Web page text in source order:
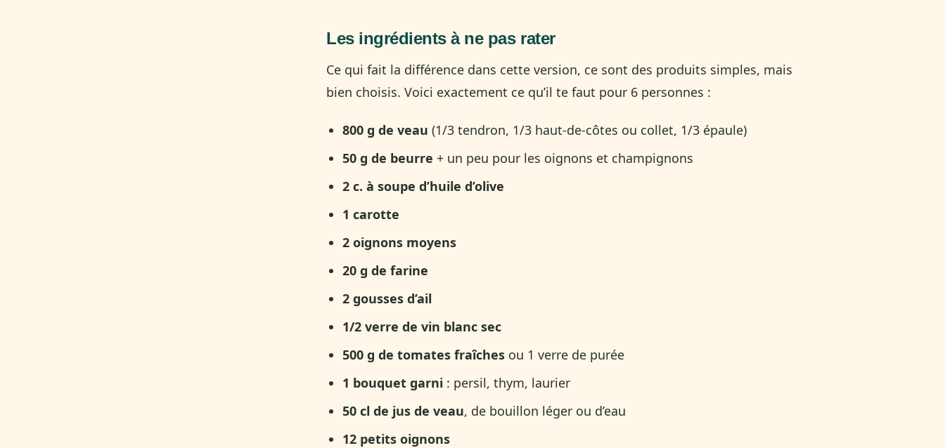
Les ingrédients à ne pas rater
Ce qui fait la différence dans cette version, ce sont des produits simples, mais
bien choisis. Voici exactement ce qu’il te faut pour 6 personnes :
800 g de veau (1/3 tendron, 1/3 haut-de-côtes ou collet, 1/3 épaule)
50 g de beurre + un peu pour les oignons et champignons
2 c. à soupe d’huile d’olive
1 carotte
2 oignons moyens
20 g de farine
2 gousses d’ail
1/2 verre de vin blanc sec
500 g de tomates fraîches ou 1 verre de purée
1 bouquet garni : persil, thym, laurier
50 cl de jus de veau, de bouillon léger ou d’eau
12 petits oignons